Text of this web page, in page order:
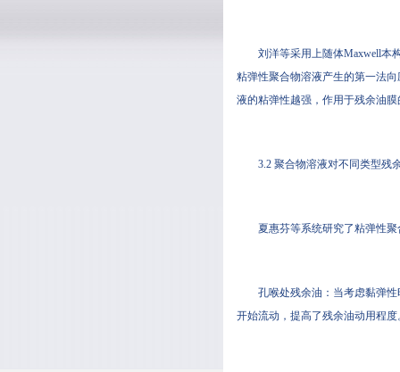
刘洋等采用上随体Maxwell本
粘弹性聚合物溶液产生的第一法
液的粘弹性越强，作用于残余油
3.2 聚合物溶液对不同类型残
夏惠芬等系统研究了粘弹性
孔喉处残余油：当考虑黏弹
开始流动，提高了残余油动用程度